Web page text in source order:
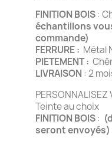
FINITION BOIS:
échantillons
commande)
FERRURE : Métal
PIETEMENT :
LIVRAISON : 2
PERSONNALISEZ
Teinte au
FINITION BOIS:
seront envoyés)